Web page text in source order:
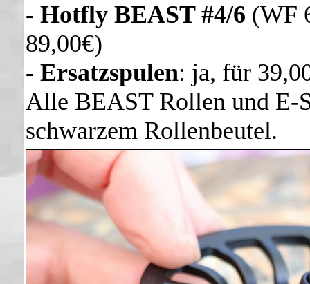
- Hotfly BEAST #4/6 (WF
89,00€)
- Ersatzspulen: ja, für
Alle BEAST Rollen und E-
schwarzem Rollenbeutel.